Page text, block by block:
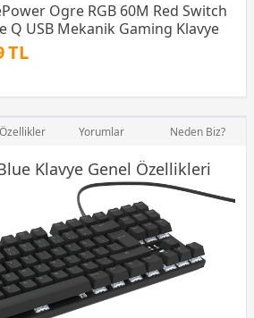
Ogre RGB 60M Red Switch
Q USB Mekanik Gaming Klavye
TL
Yorumlar Neden Biz?
KlavyeGenel Özellikleri